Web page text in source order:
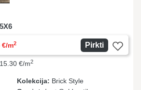
€/m2 Pirkti
€/m2
Kolekcija: Brick Style